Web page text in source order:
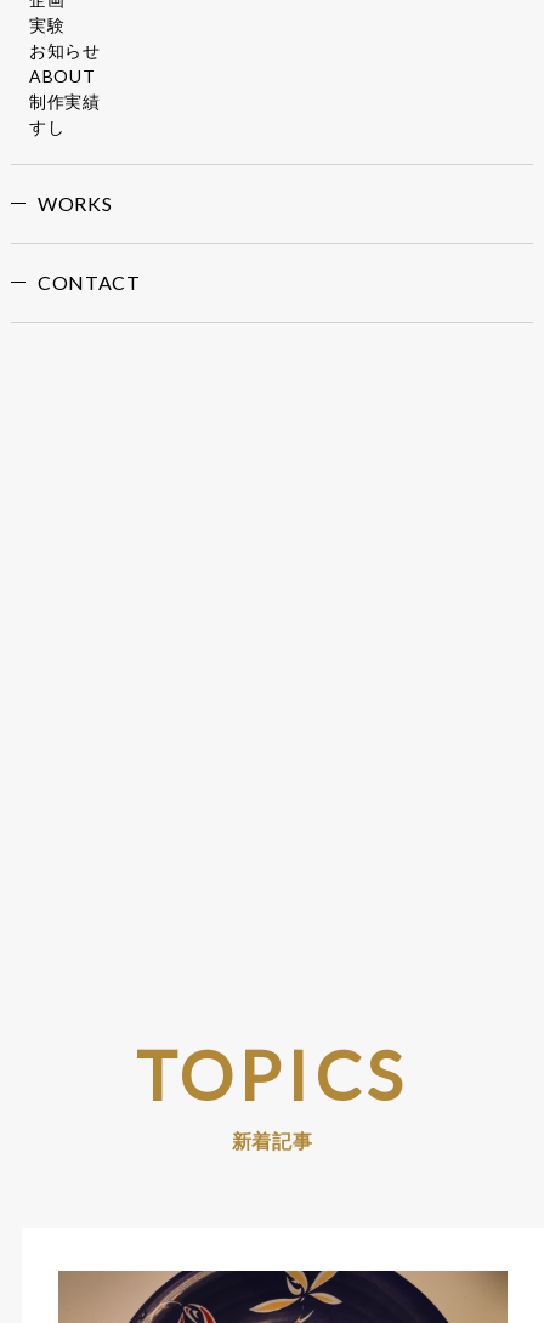
実験
お知らせ
ABOUT
制作実績
すし
WORKS
CONTACT
TOPICS
新着記事